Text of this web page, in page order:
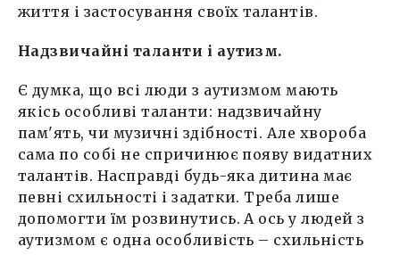
життя і застосування своїх талантів.
Надзвичайні таланти і аутизм.
Є думка, що всі люди з аутизмом мають
якісь особливі таланти: надзвичайну
пам'ять, чи музичні здібності. Але хвороба
сама по собі не спричинює появу видатних
талантів. Насправді будь-яка дитина має
певні схильності і задатки. Треба лише
допомогти їм розвинутись. А ось у людей з
аутизмом є одна особливість – схильність